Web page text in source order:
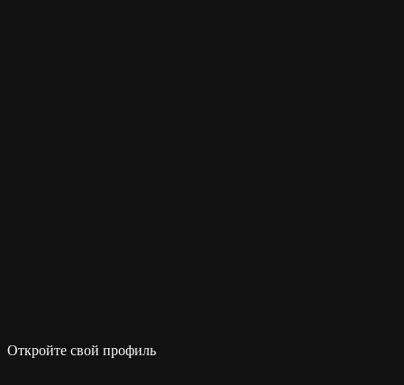
Откройте свой профиль